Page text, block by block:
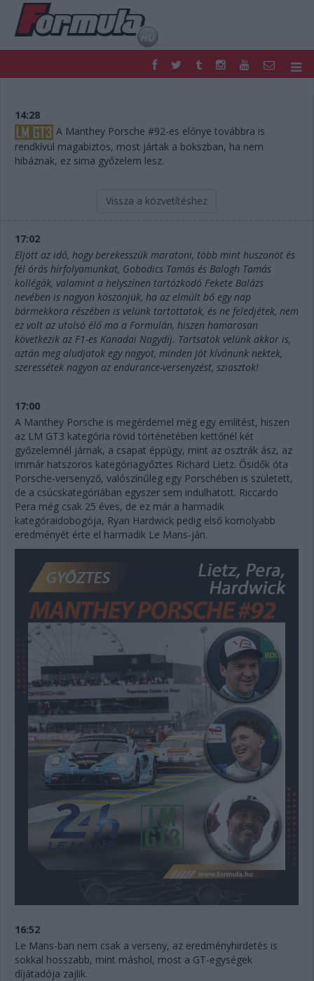
FORMULA
NEMZETKÖZI
HAZAI
RETRO
EGYÉB
PODCAST
PONTÁLLÁSOK
14:28
A Manthey Porsche #92-es előnye továbbra is
rendkívül magabiztos, most jártak a bokszban, ha nem
hibáznak, ez sima győzelem lesz.
Vissza a közvetítéshez
17:02
Eljött az idő, hogy berekesszük maratoni, több mint huszonöt és
fél órás hírfolyamunkat, Gobodics Tamás és Balogh Tamás
kollégák, valamint a helyszínen tartózkodó Fekete Balázs
nevében is nagyon köszönjük, ha az elmúlt bő egy nap
bármekkora részében is velünk tartottatok, és ne feledjétek, nem
ez volt az utolsó élő ma a Formulán, hiszen hamarosan
következik az F1-es Kanadai Nagydíj. Tartsatok velünk akkor is,
aztán meg aludjatok egy nagyot, minden jót kívánunk nektek,
szeressétek nagyon az endurance-versenyzést, sziasztok!
17:00
A Manthey Porsche is megérdemel még egy említést, hiszen
az LM GT3 kategória rövid történetében kettőnél két
győzelemnél járnak, a csapat éppúgy, mint az osztrák ász, az
immár hatszoros kategóriagyőztes Richard Lietz. Ősidők óta
Porsche-versenyző, valószínűleg egy Porschében is született,
de a csúcskategóriában egyszer sem indulhatott. Riccardo
Pera még csak 25 éves, de ez már a harmadik
kategóraidobogója, Ryan Hardwick pedig első komolyabb
eredményét érte el harmadik Le Mans-ján.
16:52
Le Mans-ban nem csak a verseny, az eredményhirdetés is
sokkal hosszabb, mint máshol, most a GT-egységek
díjátadója zajlik.